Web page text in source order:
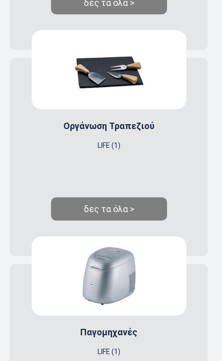
δες τα όλα >
Οργάνωση Τραπεζιού
LIFE (1)
δες τα όλα >
Παγομηχανές
LIFE (1)